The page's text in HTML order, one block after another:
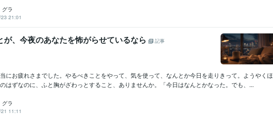
ラ
21:01
が、今夜のあなたを怖がらせているなら
記事
にお疲れさまでした。やるべきことをやって、気を使って、なんとか今日を走りきって。ようやくほ
はずなのに、ふと胸がざわっとすること、ありませんか。「今日はなんとかなった。でも、...
ラ
11:11